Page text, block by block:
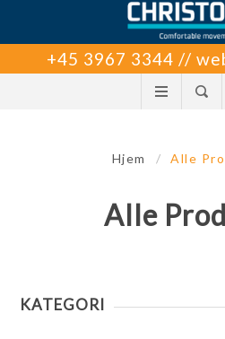
+45 3967 3344 //
Hjem / Alle
Alle
KATEGORI